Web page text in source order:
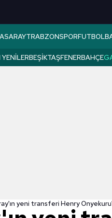
TRABZONSPORFUTBOL
YENILERBEŞIKTAŞFENERBAHÇE
yeni transferi Henry